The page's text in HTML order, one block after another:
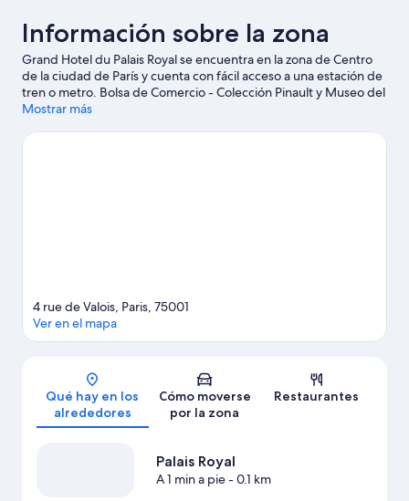
Información sobre la zona
Grand Hotel du Palais Royal se encuentra en la zona de Centro
de la ciudad de París y cuenta con fácil acceso a una estación de
tren o metro. Bolsa de Comercio - Colección Pinault y Museo del
Louvre son lugares de visita obligada para los aficionados a la
de Notre Dame. También merece la pena acercarse a Ópera
Mostrar más
Mapa
4 rue de Valois, Paris, 75001
Ver en el mapa
Qué hay en los
alrededores
Cómo moverse
por la zona
Restaurantes
Palais Royal
A 1 min a pie- 0.1 km